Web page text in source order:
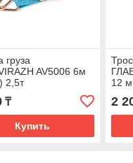
груза
AV5006 6м
2,5т
₸
Купить
12
2